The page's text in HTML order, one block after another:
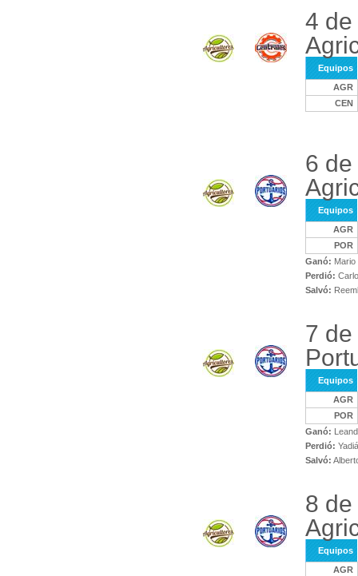
4
Equipos
AGR
CEN
6
Equipos
AGR
POR
Ganó:
Perdió:
Salvó:
7
Equipos
AGR
POR
Ganó:
Perdió:
Salvó:
8
Equipos
AGR